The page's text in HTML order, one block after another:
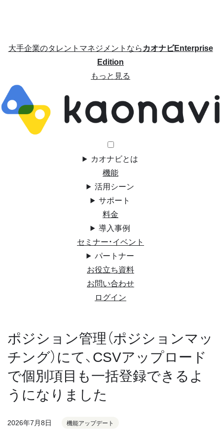
大手企業のタレントマネジメントならカオナビEnterprise
Edition
もっと見る
カオナビとは
機能
活用シーン
サポート
料金
導入事例
セミナー・イベント
パートナー
お役立ち資料
お問い合わせ
ログイン
ポジション管理（ポジションマッ
チング）にて、CSVアップロード
で個別項目も一括登録できるよ
うになりました
2026年7月8日 機能アップデート